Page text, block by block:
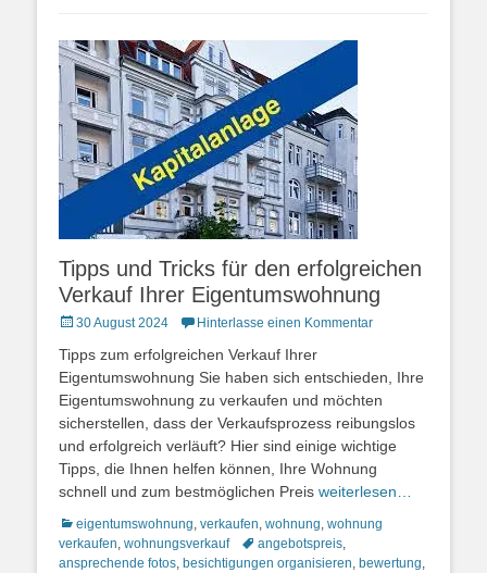
Tipps und Tricks für den erfolgreichen
Verkauf Ihrer Eigentumswohnung
Posted
30 August 2024 Hinterlasse einen Kommentar
Tipps zum erfolgreichen Verkauf Ihrer
Eigentumswohnung Sie haben sich entschieden, Ihre
Eigentumswohnung zu verkaufen und möchten
sicherstellen, dass der Verkaufsprozess reibungslos
und erfolgreich verläuft? Hier sind einige wichtige
Tipps, die Ihnen helfen können, Ihre Wohnung
schnell und zum bestmöglichen Preis weiterlesen…
Kategorien
eigentumswohnung, verkaufen, wohnung, wohnung
verkaufen, wohnungsverkauf Schlagworte
angebotspreis,
ansprechende fotos, besichtigungen organisieren, bewertung,